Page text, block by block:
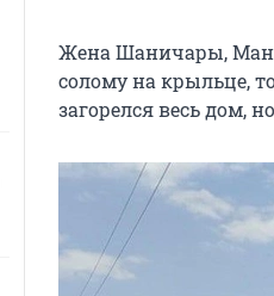
Жена Шаничары,
солому на крыльце,
загорелся весь дом,